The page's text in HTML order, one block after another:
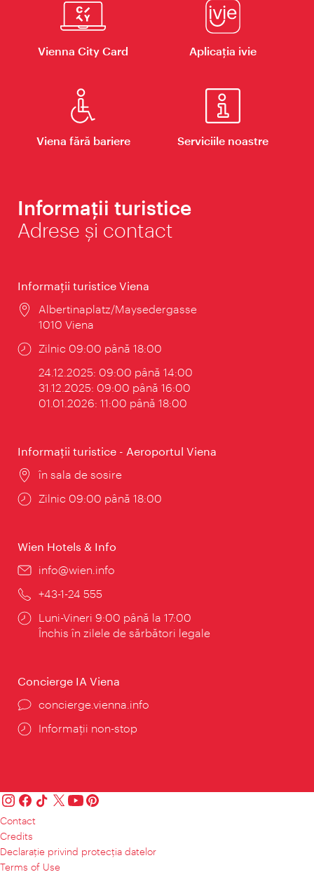
Vienna City Card Aplicaţia ivie
Viena fără bariere Serviciile noastre
Informații turistice
Adrese și contact
Informaţii turistice Viena
Locul:
Albertinaplatz/Maysedergasse
1010 Viena
Program:
Zilnic 09:00 până 18:00
24.12.2025: 09:00 până 14:00
31.12.2025: 09:00 până 16:00
01.01.2026: 11:00 până 18:00
Informaţii turistice - Aeroportul Viena
Locul:
în sala de sosire
Program:
Zilnic 09:00 până 18:00
Wien Hotels & Info
E-
info@wien.info
Telefon:
+43-1-24 555
Program:
Luni-Vineri 9:00 până la 17:00
Închis în zilele de sărbători legale
Concierge IA Viena
concierge.vienna.info
Informații non-stop
Contact
Credits
Declaraţie privind protecţia datelor
Terms of Use